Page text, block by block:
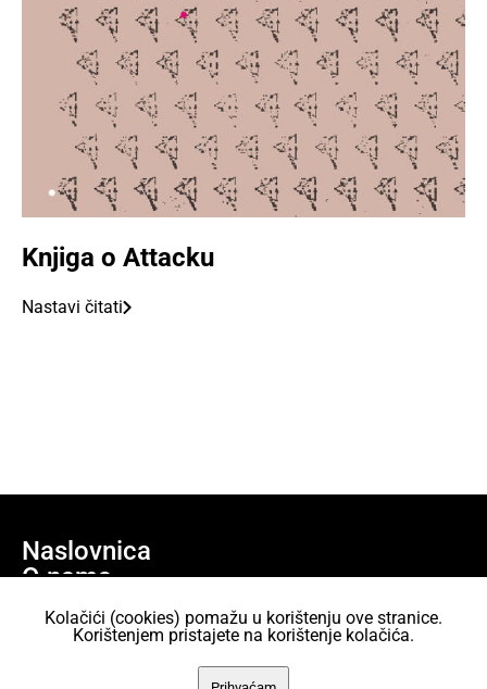
Knjiga o Attacku
Nastavi čitati
Naslovnica
O nama
Učlani se
Projekti
AKC Attack Sav sadržaj dan je na korištenje pod licencom Creative
Kolačići (cookies) pomažu u korištenju ove stranice.
Korištenjem pristajete na korištenje kolačića.